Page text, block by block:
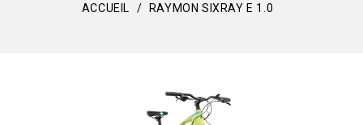
ACCUEIL RAYMON SIXRAY E 1.0